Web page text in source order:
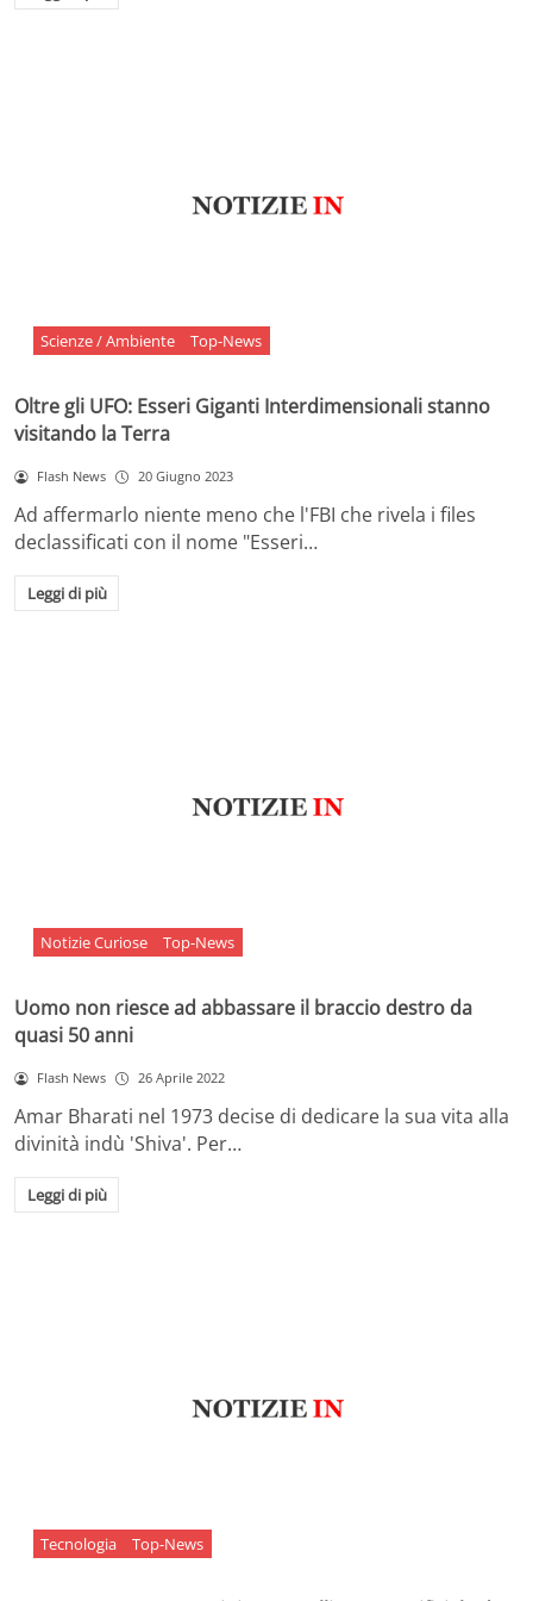
Scienze / Ambiente Top-News
Oltre gli UFO: Esseri Giganti Interdimensionali stanno
visitando la Terra
Flash News 20 Giugno 2023
Ad affermarlo niente meno che l'FBI che rivela i files
declassificati con il nome "Esseri…
Leggi di più
Notizie Curiose Top-News
Uomo non riesce ad abbassare il braccio destro da
quasi 50 anni
Flash News 26 Aprile 2022
Amar Bharati nel 1973 decise di dedicare la sua vita alla
divinità indù 'Shiva'. Per…
Leggi di più
Tecnologia Top-News